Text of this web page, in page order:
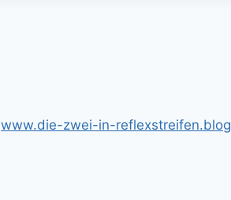
www.die-zwei-in-reflexstreifen.blog